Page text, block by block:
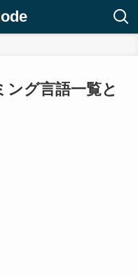
ング言語一覧と